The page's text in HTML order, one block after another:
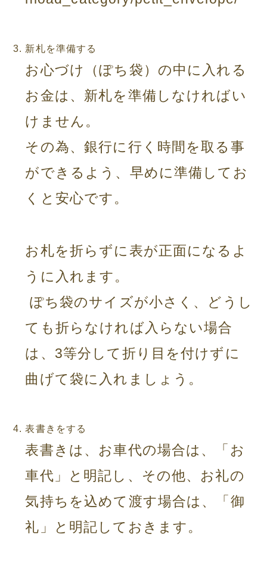
新札を準備する
お心づけ（ぽち袋）の中に入れる
お金は、新札を準備しなければい
けません。
その為、銀行に行く時間を取る事
ができるよう、早めに準備してお
くと安心です。
お札を折らずに表が正面になるよ
うに入れます。
ぽち袋のサイズが小さく、どうし
ても折らなければ入らない場合
は、3等分して折り目を付けずに
曲げて袋に入れましょう。
表書きをする
表書きは、お車代の場合は、「お
車代」と明記し、その他、お礼の
気持ちを込めて渡す場合は、「御
礼」と明記しておきます。